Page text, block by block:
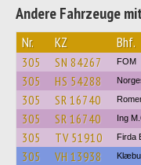
Andere Fahrzeuge
Nr. KZ Bhf.
305 SN 84267 FOM
305 HS 54288
305 SR 16740
305 SR 16740 Ing
305 TV 51910 Firda
305 VH 13938